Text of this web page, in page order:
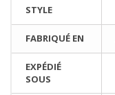
STYLE
FABRIQUÉ EN
EXPÉDIÉ
SOUS